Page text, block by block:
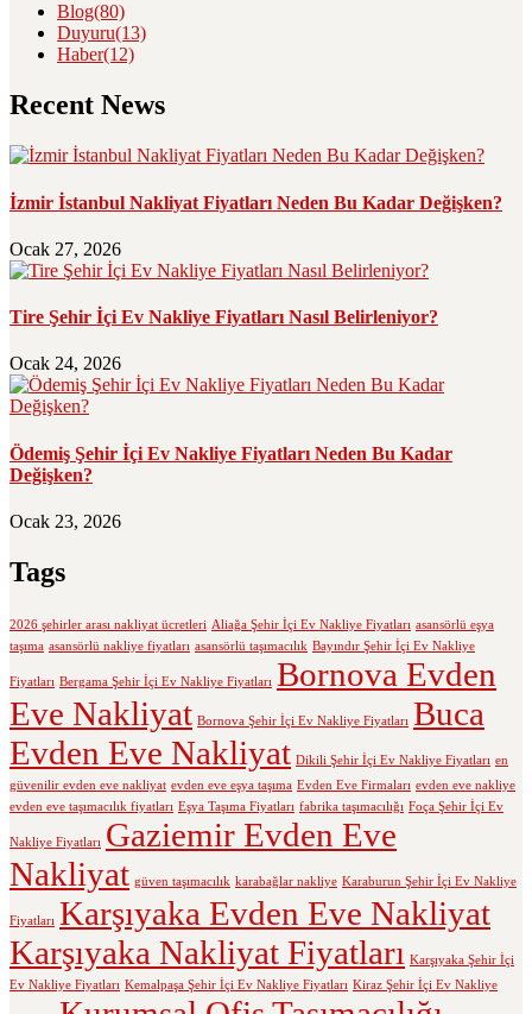
Blog(80)
Duyuru(13)
Haber(12)
Recent News
İzmir İstanbul Nakliyat Fiyatları Neden Bu Kadar Değişken?
Ocak 27, 2026
Tire Şehir İçi Ev Nakliye Fiyatları Nasıl Belirleniyor?
Ocak 24, 2026
Ödemiş Şehir İçi Ev Nakliye Fiyatları Neden Bu Kadar
Değişken?
Ocak 23, 2026
Tags
2026 şehirler arası nakliyat ücretleri Aliağa Şehir İçi Ev Nakliye Fiyatları asansörlü eşya
taşıma asansörlü nakliye fiyatları asansörlü taşımacılık Bayındır Şehir İçi Ev Nakliye
Fiyatları Bergama Şehir İçi Ev Nakliye Fiyatları Bornova Evden
Eve Nakliyat Bornova Şehir İçi Ev Nakliye Fiyatları Buca
Evden Eve Nakliyat Dikili Şehir İçi Ev Nakliye Fiyatları en
güvenilir evden eve nakliyat evden eve eşya taşıma Evden Eve Firmaları evden eve nakliye
evden eve taşımacılık fiyatları Eşya Taşıma Fiyatları fabrika taşımacılığı Foça Şehir İçi Ev
Nakliye Fiyatları Gaziemir Evden Eve
Nakliyat güven taşımacılık karabağlar nakliye Karaburun Şehir İçi Ev Nakliye
Fiyatları Karşıyaka Evden Eve Nakliyat
Karşıyaka Nakliyat Fiyatları Karşıyaka Şehir İçi
Ev Nakliye Fiyatları Kemalpaşa Şehir İçi Ev Nakliye Fiyatları Kiraz Şehir İçi Ev Nakliye